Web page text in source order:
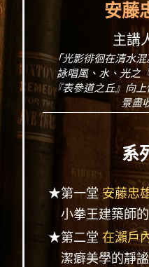
安藤
主講
「光影徘徊在清水
詠唱風、水、光之
『表參道之丘』向
景盡
系
★第一堂 安藤忠
小拳王建築師
★第二堂 在瀨戶
潔癖美學的靜